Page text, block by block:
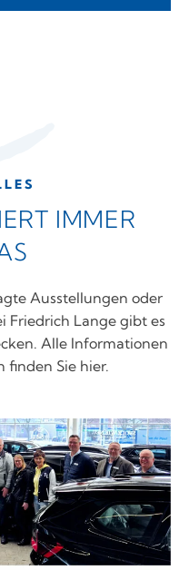
IMMER
Ausstellungen oder
Friedrich Lange gibt es
Alle Informationen
finden Sie hier.